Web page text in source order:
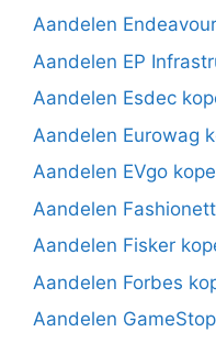
Aandelen
Aandelen EP
Aandelen Esdec
Aandelen Eurowag
Aandelen EVgo
Aandelen
Aandelen Fisker
Aandelen Forbes
Aandelen